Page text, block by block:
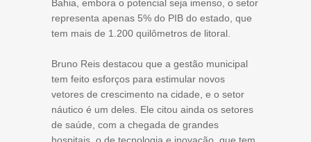
Bahia, embora o potencial seja imenso, o setor
representa apenas 5% do PIB do estado, que
tem mais de 1.200 quilômetros de litoral.
Bruno Reis destacou que a gestão municipal
tem feito esforços para estimular novos
vetores de crescimento na cidade, e o setor
náutico é um deles. Ele citou ainda os setores
de saúde, com a chegada de grandes